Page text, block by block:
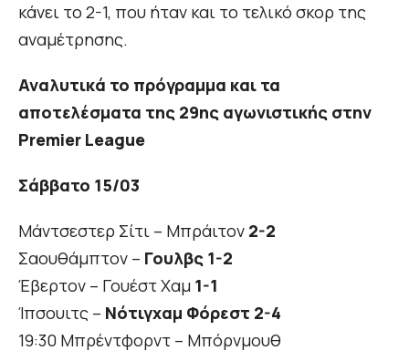
κάνει το 2-1, που ήταν και το τελικό σκορ της
αναμέτρησης.
Αναλυτικά το πρόγραμμα και τα
αποτελέσματα της 29ης αγωνιστικής στην
Premier League
Σάββατο 15/03
Μάντσεστερ Σίτι – Μπράιτον 2-2
Σαουθάμπτον – Γουλβς 1-2
Έβερτον – Γουέστ Χαμ 1-1
Ίπσουιτς – Νότιγχαμ Φόρεστ 2-4
19:30 Μπρέντφορντ – Μπόρνμουθ